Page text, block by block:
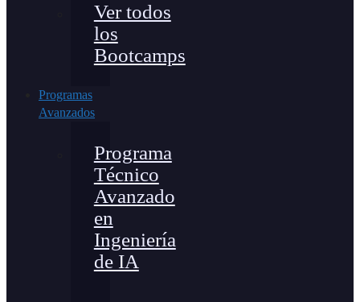
Ver todos
los
Bootcamps
Programas
Avanzados
Programa
Técnico
Avanzado
en
Ingeniería
de IA